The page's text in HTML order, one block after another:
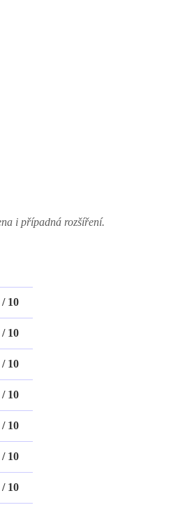
i případná rozšíření.
/ 10
/ 10
/ 10
/ 10
/ 10
/ 10
/ 10